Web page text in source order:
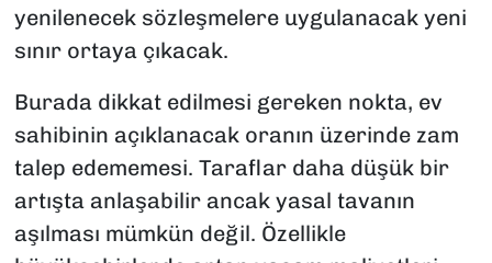
yenilenecek sözleşmelere uygulanacak yeni
sınır ortaya çıkacak.
Burada dikkat edilmesi gereken nokta, ev
sahibinin açıklanacak oranın üzerinde zam
talep edememesi. Taraflar daha düşük bir
artışta anlaşabilir ancak yasal tavanın
aşılması mümkün değil. Özellikle